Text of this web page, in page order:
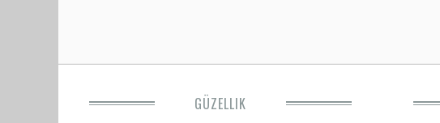
GÜZELLIK